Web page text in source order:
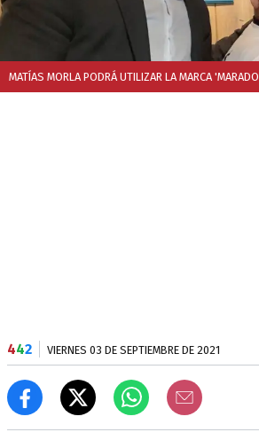
MATÍAS MORLA PODRÁ UTILIZAR LA MARCA
442 VIERNES 03 DE SEPTIEMBRE DE 2021